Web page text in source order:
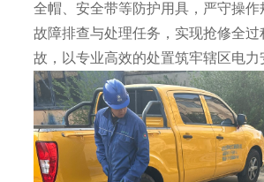
全帽、安全带等防护用具，严守操作
故障排查与处理任务，实现抢修全过
故，以专业高效的处置筑牢辖区电力